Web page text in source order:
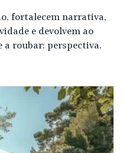
fortalecem narrativa,
e devolvem ao
roubar: perspectiva.